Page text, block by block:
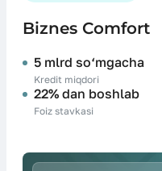
Biznes Comfort
5 mlrd so‘mgacha
Kredit miqdori
22% dan boshlab
Foiz stavkasi